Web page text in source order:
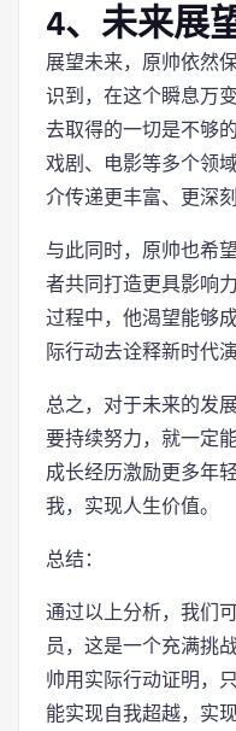
4、未来展
展望未来，原帅依然
识到，在这个瞬息万
去取得的一切是不够
戏剧、电影等多个领
介传递更丰富、更深
与此同时，原帅也希
者共同打造更具影响
过程中，他渴望能够
际行动去诠释新时代
总之，对于未来的发
要持续努力，就一定
成长经历激励更多年
我，实现人生价值。
总结：
通过以上分析，我们
员，这是一个充满挑
帅用实际行动证明，
能实现自我超越，实